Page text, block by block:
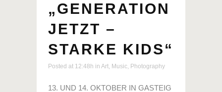
„GENERATION
JETZT –
STARKE KIDS“
Posted at 12:48h in Art, Music, Photography
13. UND 14. OKTOBER IN GASTEIG